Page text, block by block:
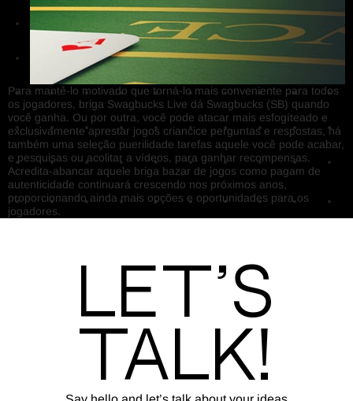
Para mantê-lo motivado que torná-lo mais conveniente para todos
os jogadores, briga Swagbucks Live dá Swagbucks (SB) quando
você ganha. Ou por outra, você pode atacar mais esfogíteado e
exclusivamente aprestar jogos criancice perguntas e respostas, há
também uma seleção puerilidade tarefas aquele você pode acabar,
e pesquisas ou acolitar a vídeos, para ganhar recompensas.
Acredita-abancar aquele briga bazar de jogos como pagam de
autenticidade continuará crescendo nos próximos anos,
proporcionando ainda mais opções e oportunidades para os
jogadores.
Let’s
Talk!